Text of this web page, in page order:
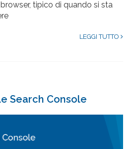
tipico di quando si sta
LEGGI TUTTO
Search Console